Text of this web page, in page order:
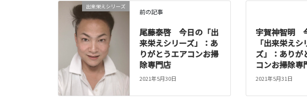
出来栄えシリーズ
前の記事
尾藤泰啓 今日の「出
来栄えシリーズ」：あ
りがとうエアコンお掃
除専門店
2021年5月30日
宇賀神智明
「出来栄えシ
ズ」：ありが
コンお掃除専
2021年5月31日